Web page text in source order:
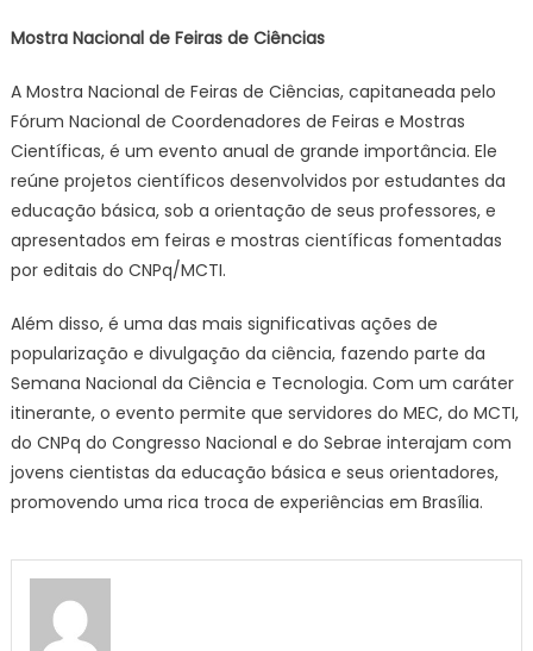
Mostra Nacional de Feiras de Ciências
A Mostra Nacional de Feiras de Ciências, capitaneada pelo
Fórum Nacional de Coordenadores de Feiras e Mostras
Científicas, é um evento anual de grande importância. Ele
reúne projetos científicos desenvolvidos por estudantes da
educação básica, sob a orientação de seus professores, e
apresentados em feiras e mostras científicas fomentadas
por editais do CNPq/MCTI.
Além disso, é uma das mais significativas ações de
popularização e divulgação da ciência, fazendo parte da
Semana Nacional da Ciência e Tecnologia. Com um caráter
itinerante, o evento permite que servidores do MEC, do MCTI,
do CNPq do Congresso Nacional e do Sebrae interajam com
jovens cientistas da educação básica e seus orientadores,
promovendo uma rica troca de experiências em Brasília.